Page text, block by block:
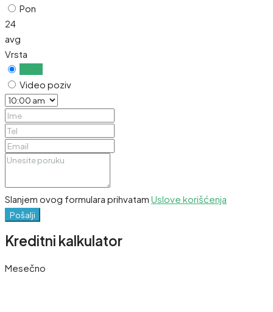
Pon
24
avg
Vrsta
Video poziv
Slanjem ovog formulara prihvatam Uslove korišćenja
Pošalji
Kreditni kalkulator
Mesečno